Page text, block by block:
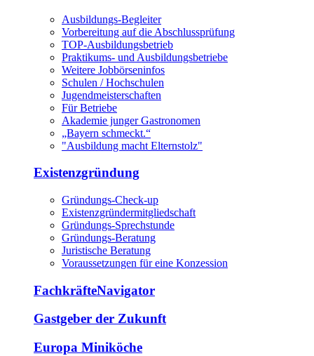
Ausbildungs-Begleiter
Vorbereitung auf die Abschlussprüfung
TOP-Ausbildungsbetrieb
Praktikums- und Ausbildungsbetriebe
Weitere Jobbörseninfos
Schulen / Hochschulen
Jugendmeisterschaften
Für Betriebe
Akademie junger Gastronomen
„Bayern schmeckt.“
"Ausbildung macht Elternstolz"
Existenzgründung
Gründungs-Check-up
Existenzgründermitgliedschaft
Gründungs-Sprechstunde
Gründungs-Beratung
Juristische Beratung
Voraussetzungen für eine Konzession
FachkräfteNavigator
Gastgeber der Zukunft
Europa Miniköche